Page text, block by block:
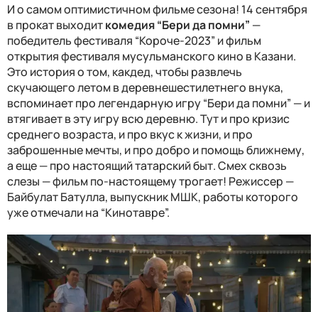
И о самом оптимистичном фильме сезона! 14 сентября
в прокат выходиткомедия “Бери да помни” —
победитель фестиваля “Короче-2023” и фильм
открытия фестиваля мусульманского кино в Казани.
Это история о том, какдед, чтобы развлечь
скучающего летом в деревнешестилетнего внука,
вспоминает про легендарную игру “Бери да помни” — и
втягивает в эту игру всю деревню. Тут и про кризис
среднего возраста, и про вкус к жизни, и про
заброшенные мечты, и про добро и помощь ближнему,
а еще — про настоящий татарский быт. Смех сквозь
слезы — фильм по-настоящему трогает! Режиссер —
Байбулат Батулла, выпускник МШК, работы которого
уже отмечали на “Кинотавре”.